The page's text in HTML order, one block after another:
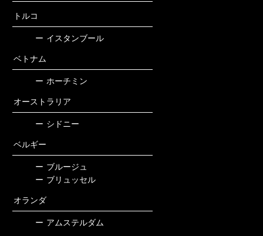
トルコ
ー イスタンブール
ベトナム
ー ホーチミン
オーストラリア
ー シドニー
ベルギー
ー ブルージュ
ー ブリュッセル
オランダ
ー アムステルダム